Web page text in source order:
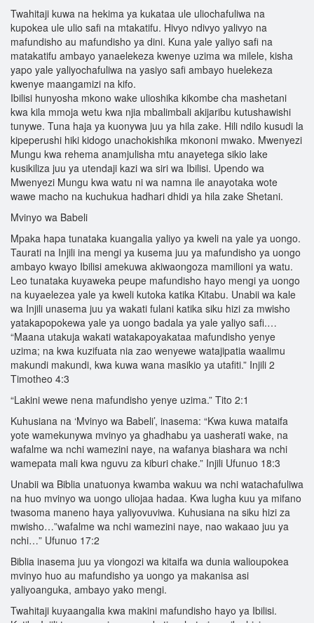
Twahitaji kuwa na hekima ya kukataa ule uliochafuliwa na
kupokea ule ulio safi na mtakatifu. Hivyo ndivyo yalivyo na
mafundisho au mafundisho ya dini. Kuna yale yaliyo safi na
matakatifu ambayo yanaelekeza kwenye uzima wa milele, kisha
yapo yale yaliyochafuliwa na yasiyo safi ambayo huelekeza
kwenye maangamizi na kifo.
Ibilisi hunyosha mkono wake ulioshika kikombe cha mashetani
kwa kila mmoja wetu kwa njia mbalimbali akijaribu kutushawishi
tunywe. Tuna haja ya kuonywa juu ya hila zake. Hili ndilo kusudi la
kipeperushi hiki kidogo unachokishika mkononi mwako. Mwenyezi
Mungu kwa rehema anamjulisha mtu anayetega sikio lake
kusikiliza juu ya utendaji kazi wa siri wa Ibilisi. Upendo wa
Mwenyezi Mungu kwa watu ni wa namna ile anayotaka wote
wawe macho na kuchukua hadhari dhidi ya hila zake Shetani.
Mvinyo wa Babeli
Mpaka hapa tunataka kuangalia yaliyo ya kweli na yale ya uongo.
Taurati na Injili ina mengi ya kusema juu ya mafundisho ya uongo
ambayo kwayo Ibilisi amekuwa akiwaongoza mamilioni ya watu.
Leo tunataka kuyaweka peupe mafundisho hayo mengi ya uongo
na kuyaelezea yale ya kweli kutoka katika Kitabu. Unabii wa kale
wa Injili unasema juu ya wakati fulani katika siku hizi za mwisho
yatakapopokewa yale ya uongo badala ya yale yaliyo safi.…
“Maana utakuja wakati watakapoyakataa mafundisho yenye
uzima; na kwa kuzifuata nia zao wenyewe watajipatia waalimu
makundi makundi, kwa kuwa wana masikio ya utafiti.” Injili 2
Timotheo 4:3
“Lakini wewe nena mafundisho yenye uzima.” Tito 2:1
Kuhusiana na ‘Mvinyo wa Babeli’, inasema: “Kwa kuwa mataifa
yote wamekunywa mvinyo ya ghadhabu ya uasherati wake, na
wafalme wa nchi wamezini naye, na wafanya biashara wa nchi
wamepata mali kwa nguvu za kiburi chake.” Injili Ufunuo 18:3
Unabii wa Biblia unatuonya kwamba wakuu wa nchi watachafuliwa
na huo mvinyo wa uongo uliojaa hadaa. Kwa lugha kuu ya mifano
twasoma maneno haya yaliyovuviwa. Kuhusiana na siku hizi za
mwisho…”wafalme wa nchi wamezini naye, nao wakaao juu ya
nchi…” Ufunuo 17:2
Biblia inasema juu ya viongozi wa kitaifa wa dunia walioupokea
mvinyo huo au mafundisho ya uongo ya makanisa asi
yaliyoanguka, ambayo yako mengi.
Twahitaji kuyaangalia kwa makini mafundisho hayo ya Ibilisi.